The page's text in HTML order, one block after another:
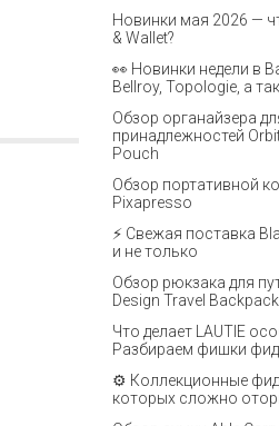
Новинки мая 2026 —
& Wallet?
👀 Новинки недели в
Bellroy, Topologie, а
Обзор органайзера
принадлежностей
Pouch
Обзор портативной
Pixapresso
⚡ Свежая поставка
и не только
Обзор рюкзака для
Design Travel Backpack
Что делает LAUTIE
Разбираем фишки
⚙️ Коллекционные
которых сложно